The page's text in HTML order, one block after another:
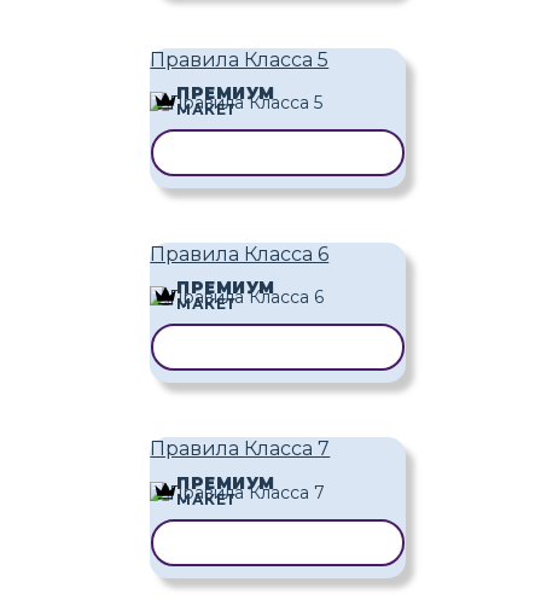
Правила Класса 5
ПРЕМИУМ
МАКЕТ
Правила Класса 6
ПРЕМИУМ
МАКЕТ
Правила Класса 7
ПРЕМИУМ
МАКЕТ